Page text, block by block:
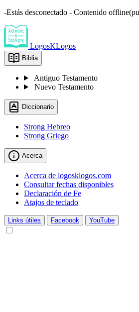
-Estás desconectado - Contenido
LogosKLogos
Biblia
Antiguo Testamento
Nuevo Testamento
Diccionario
Strong Hebreo
Strong Griego
Acerca
Acerca de logosklogos.com
Consultar fechas disponibles
Declaración de Fe
Atajos de teclado
Links útiles Facebook YouTube